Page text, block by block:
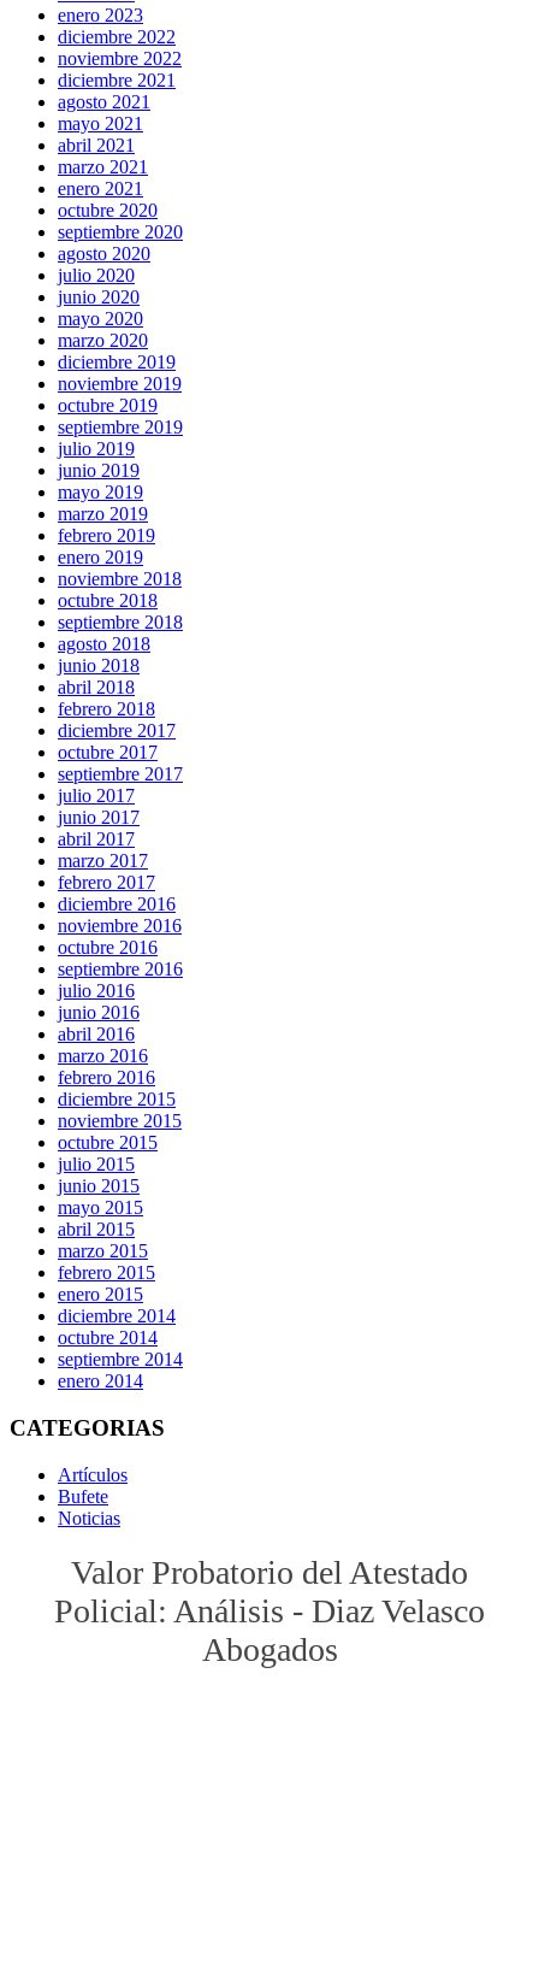
enero 2023
diciembre 2022
noviembre 2022
diciembre 2021
agosto 2021
mayo 2021
abril 2021
marzo 2021
enero 2021
octubre 2020
septiembre 2020
agosto 2020
julio 2020
junio 2020
mayo 2020
marzo 2020
diciembre 2019
noviembre 2019
octubre 2019
septiembre 2019
julio 2019
junio 2019
mayo 2019
marzo 2019
febrero 2019
enero 2019
noviembre 2018
octubre 2018
septiembre 2018
agosto 2018
junio 2018
abril 2018
febrero 2018
diciembre 2017
octubre 2017
septiembre 2017
julio 2017
junio 2017
abril 2017
marzo 2017
febrero 2017
diciembre 2016
noviembre 2016
octubre 2016
septiembre 2016
julio 2016
junio 2016
abril 2016
marzo 2016
febrero 2016
diciembre 2015
noviembre 2015
octubre 2015
julio 2015
junio 2015
mayo 2015
abril 2015
marzo 2015
febrero 2015
enero 2015
diciembre 2014
octubre 2014
septiembre 2014
enero 2014
CATEGORIAS
Artículos
Bufete
Noticias
Valor Probatorio del Atestado
Policial: Análisis - Diaz Velasco
Abogados